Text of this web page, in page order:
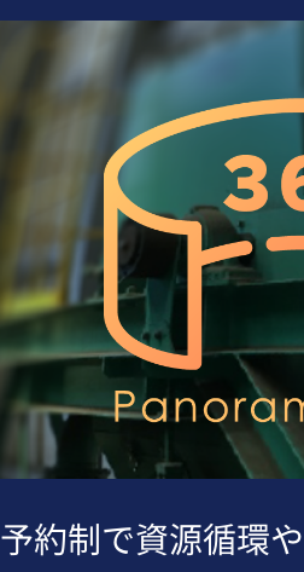
予約制で資源循環